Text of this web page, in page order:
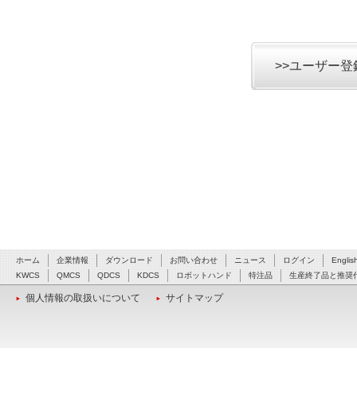
>>ユーザー
ホーム 企業情報 ダウンロード お問い合わせ ニュース ログイン
KWCS
QMCS QDCS KDCS ロボットハンド 特注品 生産終了品と推奨
個人情報の取扱いについて サイトマップ